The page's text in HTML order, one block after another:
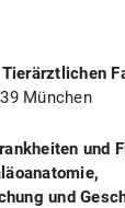
München
und
und